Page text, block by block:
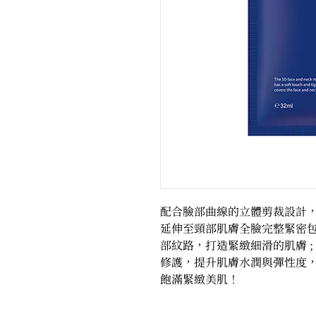
配合臉部曲線的立體剪裁設計
延伸至頸部肌膚全臉完整緊密
部紋路，打造緊緻細滑的肌膚
修護，提升肌膚水潤與彈性度
飽滿緊緻美肌！